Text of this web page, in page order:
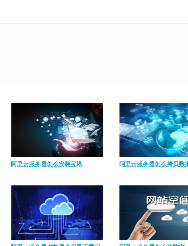
阿里云服务器怎么安装宝塔 阿里云服务器怎么拷贝数